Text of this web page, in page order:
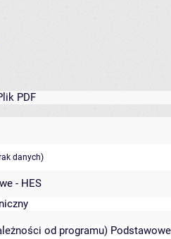
PDF
danych)
- HES
od programu)